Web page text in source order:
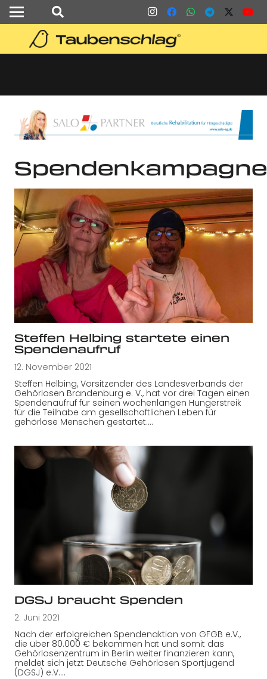
Spendenkampagne
Steffen Helbing startete einen
Spendenaufruf
12. November 2021
Steffen Helbing, Vorsitzender des Landesverbands der
Gehörlosen Brandenburg e. V., hat vor drei Tagen einen
Spendenaufruf für seinen wochenlangen Hungerstreik
für die Teilhabe am gesellschaftlichen Leben für
gehörlose Menschen gestartet.…
DGSJ braucht Spenden
2. Juni 2021
Nach der erfolgreichen Spendenaktion von GFGB e.V.,
die über 80.000 € bekommen hat und somit das
Gehörlosenzentrum in Berlin weiter finanzieren kann,
meldet sich jetzt Deutsche Gehörlosen Sportjugend
(DGSJ) e.V.…